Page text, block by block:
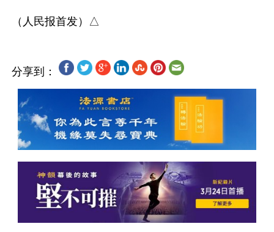
分享到：